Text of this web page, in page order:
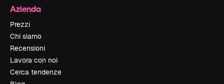
Azienda
Prezzi
Chi siamo
Recensioni
Lavora con noi
Cerca tendenze